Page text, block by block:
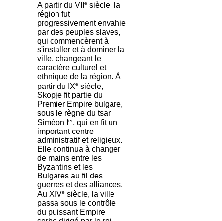
A partir du VII e siècle, la
région fut
progressivement envahie
par des peuples slaves,
qui commencèrent à
s'installer et à dominer la
ville, changeant le
caractère culturel et
ethnique de la région. À
partir du IXe siècle,
Skopje fit partie du
Premier Empire bulgare,
sous le règne du tsar
Siméon I
er, qui en fit un
important centre
administratif et religieux.
Elle continua à changer
de mains entre les
Byzantins et les
Bulgares au fil des
guerres et des alliances.
Au XIVe siècle, la ville
passa sous le contrôle
du puissant Empire